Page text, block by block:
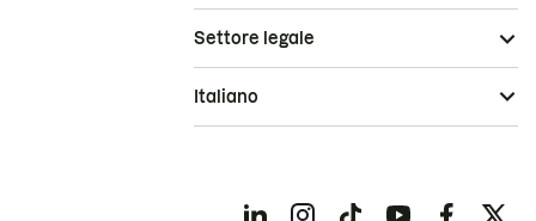
Settore legale
Italiano